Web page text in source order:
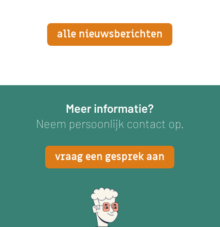
alle nieuwsberichten
Meer informatie?
Neem persoonlijk contact op.
vraag een gesprek aan